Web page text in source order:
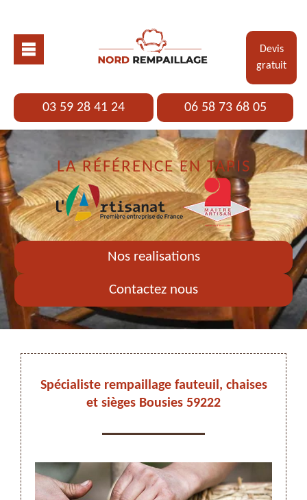
Devis
gratuit
03 59 28 41 24 06 58 73 68 05
LA RÉFÉRENCE EN TAPIS
Nos realisations
Contactez nous
Spécialiste rempaillage fauteuil, chaises
et sièges Bousies 59222